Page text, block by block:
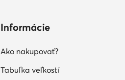
Informácie
Ako nakupovať?
Tabuľka veľkostí